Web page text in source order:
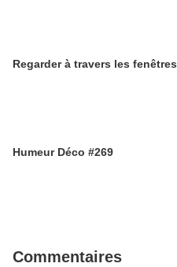
Regarder à travers les fenêtres
Humeur Déco #269
Commentaires